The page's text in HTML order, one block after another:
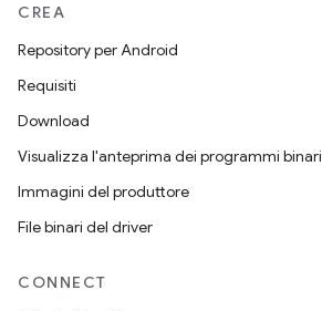
CREA
Repository per Android
Requisiti
Download
Visualizza l'anteprima dei programmi binari
Immagini del produttore
File binari del driver
CONNECT